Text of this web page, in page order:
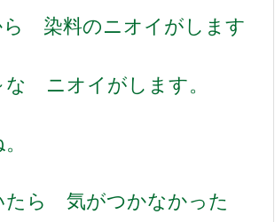
ら 染料のニオイがします
な ニオイがします。
たら 気がつかなかった